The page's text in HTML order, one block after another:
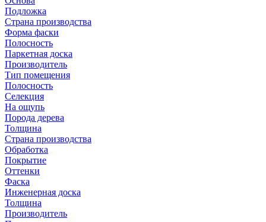
Подложка
Страна производства
Форма фаски
Полосность
Паркетная доска
Производитель
Тип помещения
Полосность
Селекция
На ощупь
Порода дерева
Толщина
Страна производства
Обработка
Покрытие
Оттенки
Фаска
Инженерная доска
Толщина
Производитель